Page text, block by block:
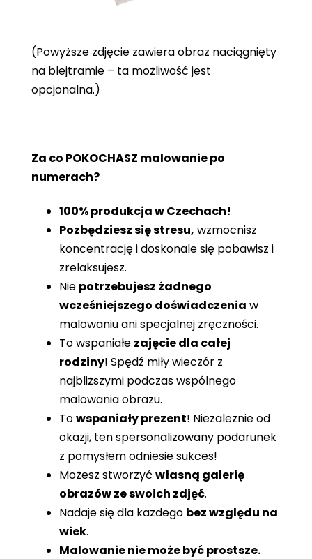
(Powyższe zdjęcie zawiera obraz naciągnięty
na blejtramie – ta możliwość jest
opcjonalna.)
Za co POKOCHASZ malowanie po
numerach?
100% produkcja w Czechach!
Pozbędziesz się stresu, wzmocnisz
koncentrację i doskonale się pobawisz i
zrelaksujesz.
Nie potrzebujesz żadnego
wcześniejszego doświadczenia w
malowaniu ani specjalnej zręczności.
To wspaniałe zajęcie dla całej
rodziny! Spędź miły wieczór z
najbliższymi podczas wspólnego
malowania obrazu.
Towspaniały prezent! Niezależnie od
okazji, ten spersonalizowany podarunek
z pomysłem odniesie sukces!
Możesz stworzyć własną galerię
obrazów ze swoich zdjęć.
Nadaje się dla każdego bez względu na
wiek.
Malowanie nie może być prostsze.